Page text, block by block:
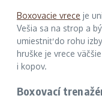
Boxovacie vrece je
Vešia sa na strop a
umiestniť do rohu
hruške je vrece
i kopov.
Boxovací